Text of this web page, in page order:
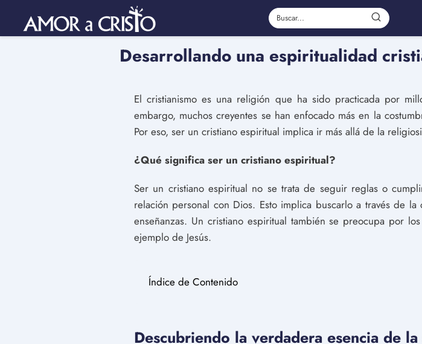
Desarrollando una espiritualidad
El cristianismo es una religión que ha sido practicada por
embargo, muchos creyentes se han enfocado más en la
Por eso, ser un cristiano espiritual implica ir más allá de la
¿Qué significa ser un cristiano espiritual?
Ser un cristiano espiritual no se trata de seguir reglas o
relación personal con Dios. Esto implica buscarlo a través de
enseñanzas. Un cristiano espiritual también se preocupa por
ejemplo de Jesús.
Índice de Contenido
Descubriendo la verdadera esencia de